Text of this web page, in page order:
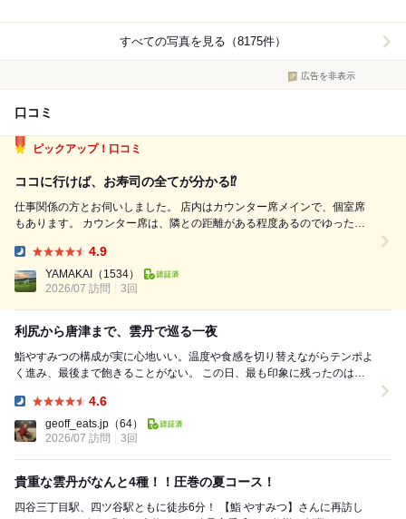
すべての写真を見る（8175件）
広告を非表示
口コミ
ピックアップ！口コミ
ココに行けば、お寿司の全てが分かる⁉️
仕事関係の方とお伺いしました。 店内はカウンター席メインで、個室席
もあります。 カウンター席は、隣との距離がある程度あるのでゆったり
ル。 おつまみは素材重視なモノを中心に、お酒が進むものばかり。 その
合間に、赤酢のシ...
4.9
YAMAKAI
（1534）
2026/07 訪問
3回
利尻から唐津まで、雲丹で巡る一夜
鮨やすみつの構成が実に心地いい。温度や食感を切り替えながらテンポよ
く進み、最後まで飽きることがない。 この日、最も印象に残ったのはや
4.6
geoff_eats.jp （64）
2026/07 訪問
3回
貴重な雲丹がなんと4種！！圧巻の夏コース！
四谷三丁目駅、四ツ谷駅ともに徒歩6分！ 【鮨 やすみつ】さんに再訪し